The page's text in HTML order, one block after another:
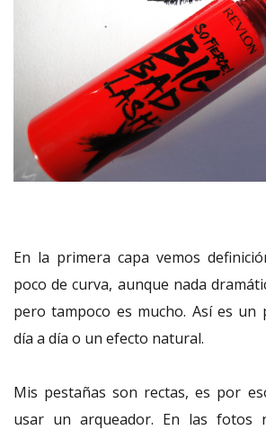
En la primera capa vemos
poco de curva, aunque nada
pero tampoco es mucho. Así es
día a día o un efecto natural.
Mis pestañas son rectas, es por
usar un arqueador. En las